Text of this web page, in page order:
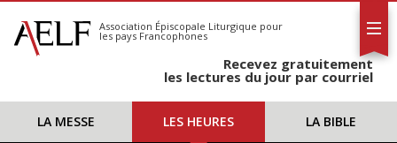
S'abonner
Calendrier
Association Épiscopale Liturgique pour
les pays Francophones
Recevez gratuitement
les lectures du jour par courriel
LA MESSE LES HEURES LA BIBLE